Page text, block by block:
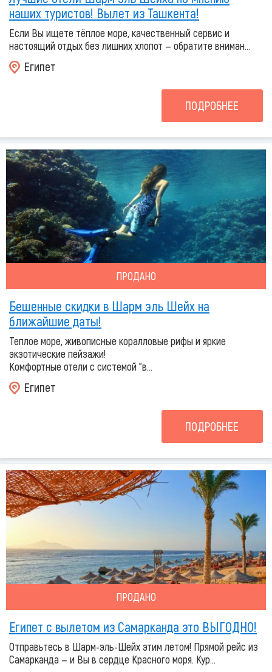
наших туристов! Вылет из Ташкента!
Если Вы ищете тёплое море, качественный сервис и
настоящий отдых без лишних хлопот — обратите вниман...
Египет
ПОДРОБНЕЕ
ПРОДАНО
Бешенные скидки в Шарм эль Шейх на
ближайшие даты!
Теплое море, живописные коралловые рифы и яркие
экзотические пейзажи!
Комфортные отели с системой "в...
Египет
ПОДРОБНЕЕ
ПРОДАНО
Египет с вылетом из Самарканда это ВЫГОДНО!
Отправьтесь в Шарм-эль-Шейх этим летом! Прямой рейс из
Самарканда — и Вы в сердце Красного моря. Кур...